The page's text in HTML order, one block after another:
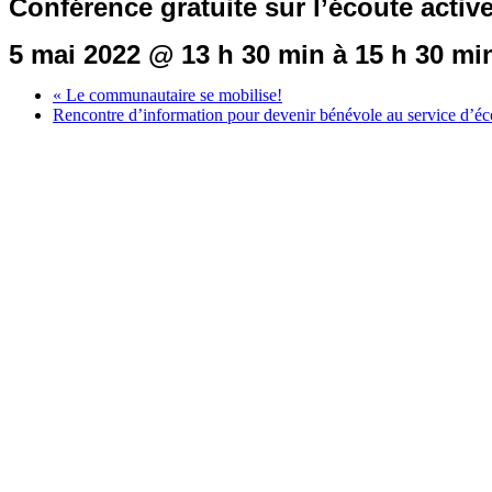
Conférence gratuite sur l’écoute
5 mai 2022 @ 13 h 30 min à 15 h 30
« Le communautaire se mobilise!
Rencontre d’information pour devenir bénévole au service